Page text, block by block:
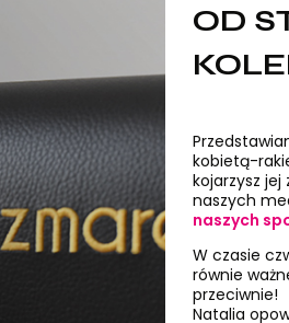
OD
kobietą-
kojarzysz
naszych
naszych
W czasie
równie
przeciwnie!
Natalia